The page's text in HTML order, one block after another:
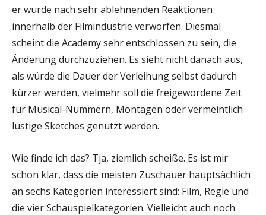
er wurde nach sehr ablehnenden Reaktionen
innerhalb der Filmindustrie verworfen. Diesmal
scheint die Academy sehr entschlossen zu sein, die
Änderung durchzuziehen. Es sieht nicht danach aus,
als würde die Dauer der Verleihung selbst dadurch
kürzer werden, vielmehr soll die freigewordene Zeit
für Musical-Nummern, Montagen oder vermeintlich
lustige Sketches genutzt werden.
Wie finde ich das? Tja, ziemlich scheiße. Es ist mir
schon klar, dass die meisten Zuschauer hauptsächlich
an sechs Kategorien interessiert sind: Film, Regie und
die vier Schauspielkategorien. Vielleicht auch noch